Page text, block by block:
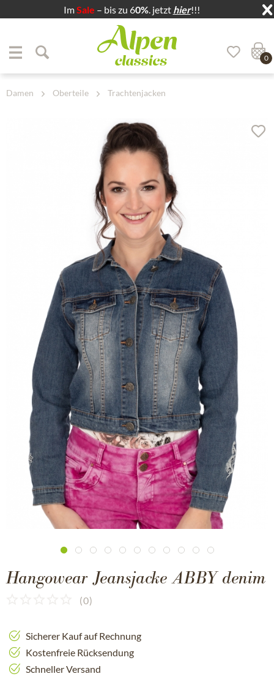
ImSale – bis zu 60%. jetzt hier!!!
Zum Hauptbereich springen
0
Damen Oberteile Trachtenjacken
Hangowear Jeansjacke ABBY denim
(0)
Sicherer Kauf auf Rechnung
Kostenfreie Rücksendung
Schneller Versand